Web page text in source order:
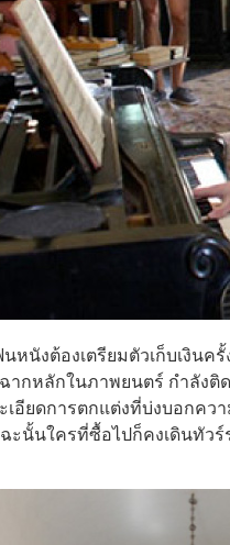
หนังต้องเตรียมตัวเก็บเงินค
ากหลักในภาพยนตร์ กำลังติ
เอียดการตกแต่งที่บ่งบอกค
ฉะนั้นใครที่ซื้อไปก็คงเดินทั